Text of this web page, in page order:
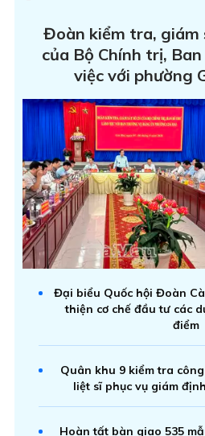
Đoàn kiểm tra, giám
của Bộ Chính trị,
việc với phường
Đại biểu Quốc hội Đoàn
thiện cơ chế đầu tư các
điểm
Quân khu 9 kiểm tra
liệt sĩ phục vụ giám
Hoàn tất bàn giao 535